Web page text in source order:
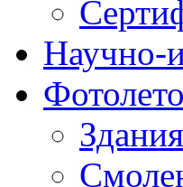
Научно-